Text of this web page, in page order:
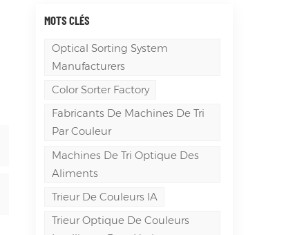
MOTS CLÉS
Optical Sorting System
Manufacturers
Color Sorter Factory
Fabricants De Machines De Tri
Par Couleur
Machines De Tri Optique Des
Aliments
Trieur De Couleurs IA
Trieur Optique De Couleurs